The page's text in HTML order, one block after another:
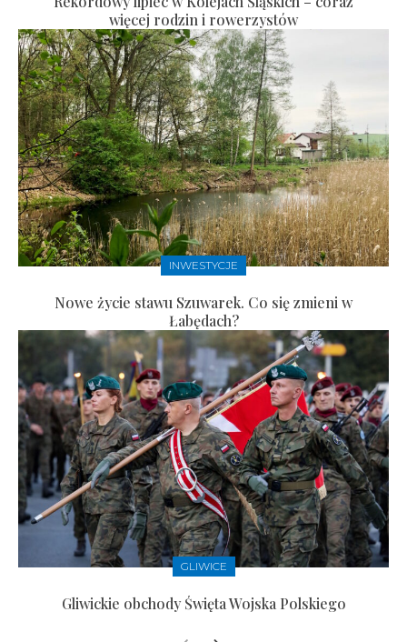
więcej rodzin i rowerzystów
INWESTYCJE
Nowe życie stawu Szuwarek. Co się zmieni w
Łabędach?
GLIWICE
Gliwickie obchody Święta Wojska Polskiego